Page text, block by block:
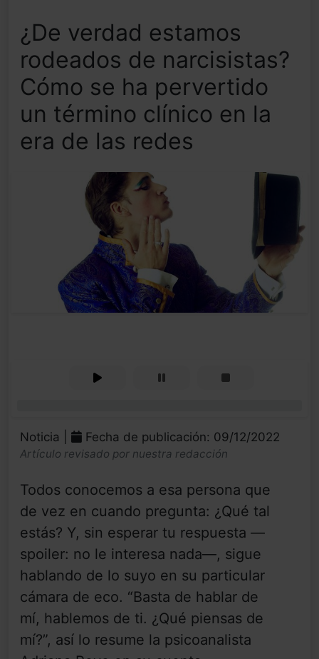
¿De verdad estamos
rodeados de narcisistas?
Cómo se ha pervertido
un término clínico en la
era de las redes
Noticia | Fecha de publicación: 09/12/2022
Artículo revisado por nuestra redacción
Todos conocemos a esa persona que
de vez en cuando pregunta: ¿Qué tal
estás? Y, sin esperar tu respuesta —
spoiler: no le interesa nada—, sigue
hablando de lo suyo en su particular
cámara de eco. “Basta de hablar de
mí, hablemos de ti. ¿Qué piensas de
mí?”, así lo resume la psicoanalista